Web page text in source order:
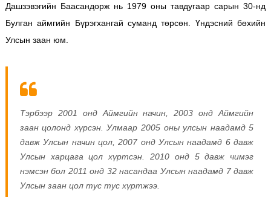
Дашзэвэгийн Баасандорж нь 1979 оны тавдугаар сарын 30-нд
Булган аймгийн Бүрэгхангай суманд төрсөн. Үндэсний бөхийн
Улсын заан юм.
Тэрбээр 2001 онд Аймгийн начин, 2003 онд Аймгийн
заан цолонд хүрсэн. Улмаар 2005 оны улсын наадамд 5
давж Улсын начин цол, 2007 онд Улсын наадамд 6 давж
Улсын харцага цол хүртсэн. 2010 онд 5 давж чимэг
нэмсэн бол 2011 онд 32 насандаа Улсын наадамд 7 давж
Улсын заан цол тус тус хүртжээ.